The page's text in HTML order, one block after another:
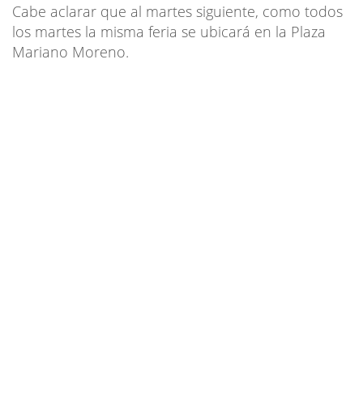
Cabe aclarar que al martes siguiente, como todos
los martes la misma feria se ubicará en la Plaza
Mariano Moreno.